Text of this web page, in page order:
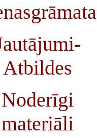
Atbildes
Noderīgi
materiāli